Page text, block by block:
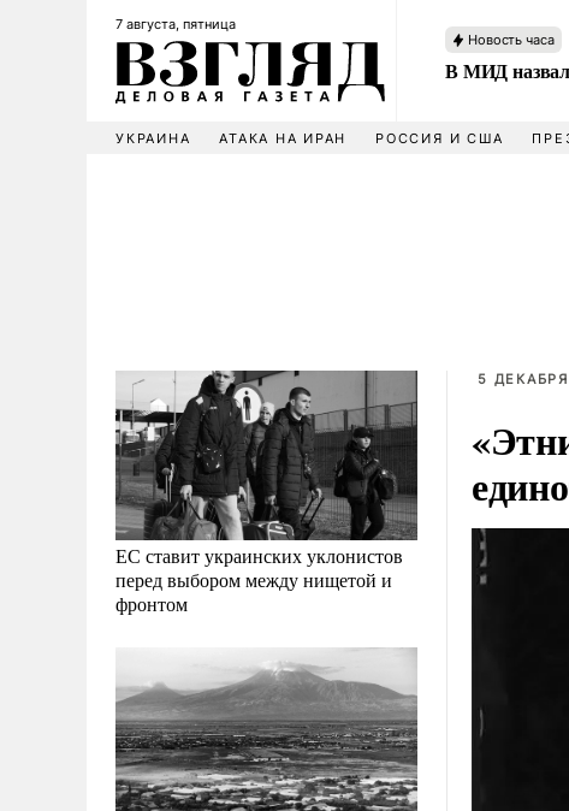
7 августа, пятница
Новость часа
В МИД
УКРАИНА АТАКА НА ИРАН РОССИЯ И США
ЕС ставит украинских уклонистов
перед выбором между нищетой и
фронтом
5